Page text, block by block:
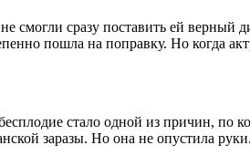
сразу поставить ей верный
пошла на поправку. Но когда
стало одной из причин, по
заразы. Но она не опустила